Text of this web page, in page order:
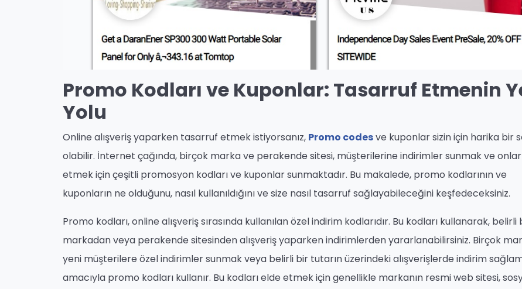
Promo Kodları ve Kuponlar: Tasarruf Etmenin
Yolu
Online alışveriş yaparken tasarruf etmek istiyorsanız, Promo codesve kuponlar sizin için harika bir
olabilir. İnternet çağında, birçok marka ve perakende sitesi, müşterilerine indirimler sunmak ve
etmek için çeşitli promosyon kodları ve kuponlar sunmaktadır. Bu makalede, promo kodlarının ve
kuponların ne olduğunu, nasıl kullanıldığını ve size nasıl tasarruf sağlayabileceğini keşfedeceksiniz.
Promo kodları, online alışveriş sırasında kullanılan özel indirim kodlarıdır. Bu kodları kullanarak, belirli
markadan veya perakende sitesinden alışveriş yaparken indirimlerden yararlanabilirsiniz. Birçok
yeni müşterilere özel indirimler sunmak veya belirli bir tutarın üzerindeki alışverişlerde indirim
amacıyla promo kodları kullanır. Bu kodları elde etmek için genellikle markanın resmi web sitesi,